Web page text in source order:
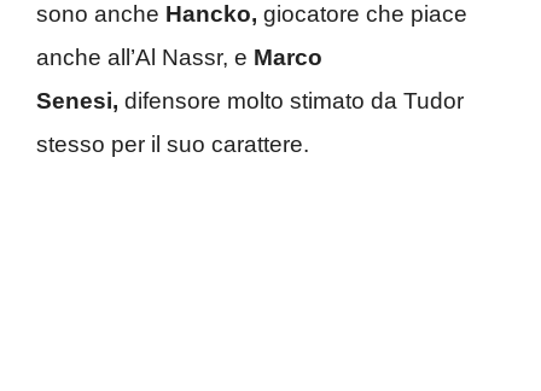
sono anche Hancko, giocatore che piace
anche all’Al Nassr, e Marco
Senesi, difensore molto stimato da Tudor
stesso per il suo carattere.